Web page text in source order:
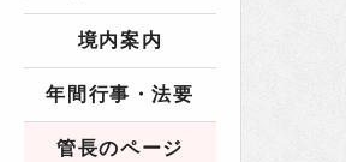
境内案内
年間行事・法要
管長のページ